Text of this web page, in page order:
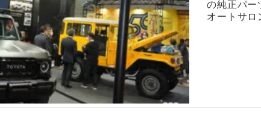
の純正パー
オートサ